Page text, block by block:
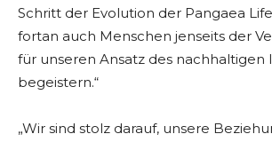
Schritt der Evolution der Pangaea
fortan auch Menschen jenseits der
für unseren Ansatz des nachhaltigen
begeistern.“
„Wir sind stolz darauf, unsere